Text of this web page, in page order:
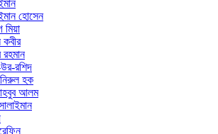
হোসেন
রহমান
রশিদ
হক
আলম